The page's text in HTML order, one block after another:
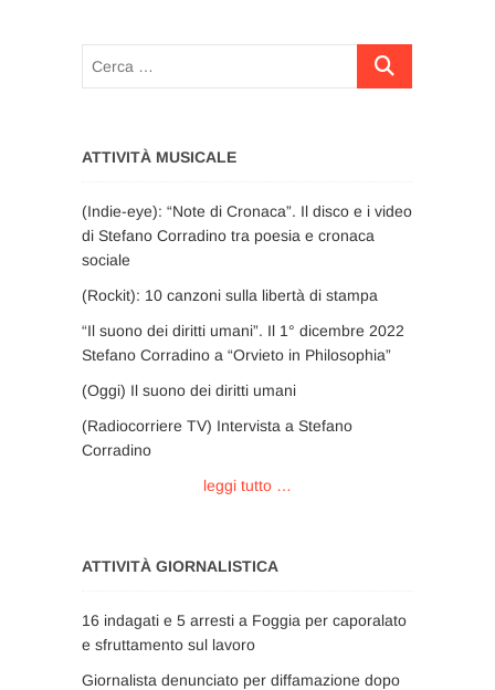
Cerca
ATTIVITÀ MUSICALE
(Indie-eye): “Note di Cronaca”. Il disco e i video
di Stefano Corradino tra poesia e cronaca
sociale
(Rockit): 10 canzoni sulla libertà di stampa
“Il suono dei diritti umani”. Il 1° dicembre 2022
Stefano Corradino a “Orvieto in Philosophia”
(Oggi) Il suono dei diritti umani
(Radiocorriere TV) Intervista a Stefano
Corradino
leggi tutto …
ATTIVITÀ GIORNALISTICA
16 indagati e 5 arresti a Foggia per caporalato
e sfruttamento sul lavoro
Giornalista denunciato per diffamazione dopo